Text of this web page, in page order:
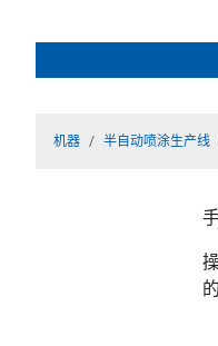
机器 半自动喷涂生产线